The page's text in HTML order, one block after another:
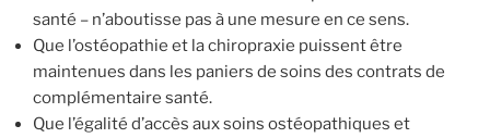
santé – n’aboutisse pas à une mesure en ce sens.
Que l’ostéopathie et la chiropraxie puissent être
maintenues dans les paniers de soins des contrats de
complémentaire santé.
Que l’égalité d’accès aux soins ostéopathiques et